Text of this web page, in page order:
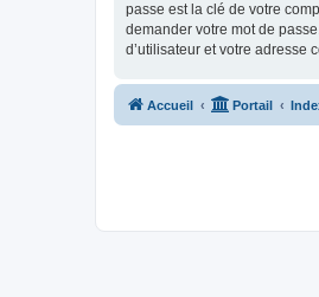
passe est la clé de votre
demander votre mot de
d’utilisateur et votre adresse
Accueil Portail